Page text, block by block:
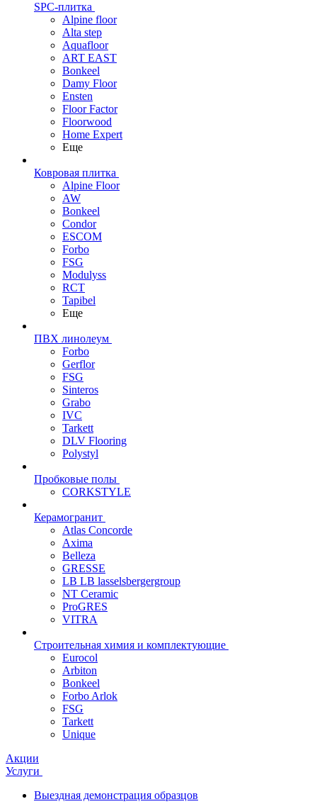
SPC-плитка
Alpine floor
Alta step
Aquafloor
ART EAST
Bonkeel
Damy Floor
Ensten
Floor Factor
Floorwood
Home Expert
Еще
Ковровая плитка
Alpine Floor
AW
Bonkeel
Condor
ESCOM
Forbo
FSG
Modulyss
RCT
Tapibel
Еще
ПВХ линолеум
Forbo
Gerflor
FSG
Sinteros
Grabo
IVC
Tarkett
DLV Flooring
Polystyl
Пробковые полы
CORKSTYLE
Керамогранит
Atlas Concorde
Axima
Belleza
GRESSE
LB LB lasselsbergergroup
NT Ceramic
ProGRES
VITRA
Строительная химия и комплектующие
Eurocol
Arbiton
Bonkeel
Forbo Arlok
FSG
Tarkett
Unique
Акции
Услуги
Выездная демонстрация образцов